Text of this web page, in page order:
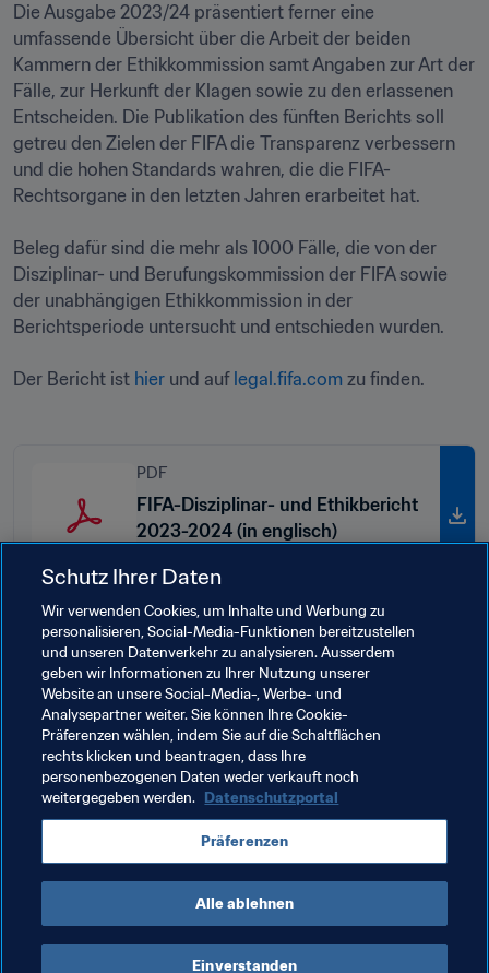
Die Ausgabe 2023/24 präsentiert ferner eine
umfassende Übersicht über die Arbeit der beiden
Kammern der Ethikkommission samt Angaben zur Art der
Fälle, zur Herkunft der Klagen sowie zu den erlassenen
Entscheiden. Die Publikation des fünften Berichts soll
getreu den Zielen der FIFA die Transparenz verbessern
und die hohen Standards wahren, die die FIFA-
Rechtsorgane in den letzten Jahren erarbeitet hat.
Beleg dafür sind die mehr als 1000 Fälle, die von der
Disziplinar- und Berufungskommission der FIFA sowie
der unabhängigen Ethikkommission in der
Berichtsperiode untersucht und entschieden wurden.
Der Bericht ist hier und auf legal.fifa.com zu finden.
PDF
FIFA-Disziplinar- und Ethikbericht
2023-2024 (in englisch)
Verwandte Themen
Schiedsgericht für den Sport Rechtsorgane
Fussballgericht Recht Organisation
Legal
Schutz Ihrer Daten
Wir verwenden Cookies, um Inhalte und Werbung zu
personalisieren, Social-Media-Funktionen bereitzustellen
und unseren Datenverkehr zu analysieren. Ausserdem
geben wir Informationen zu Ihrer Nutzung unserer
Website an unsere Social-Media-, Werbe- und
Analysepartner weiter. Sie können Ihre Cookie-
Präferenzen wählen, indem Sie auf die Schaltflächen
rechts klicken und beantragen, dass Ihre
personenbezogenen Daten weder verkauft noch
weitergegeben werden. Datenschutzportal
Präferenzen
Alle ablehnen
Einverstanden